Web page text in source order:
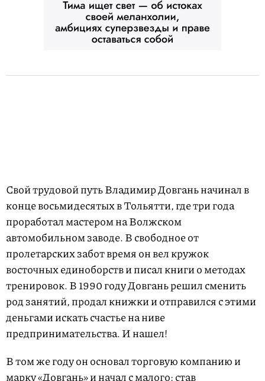
Свой трудовой путь Владимир Довгань начинал в
конце восьмидесятых в Тольятти, где три года
проработал мастером на Волжском
автомобильном заводе. В свободное от
пролетарских забот время он вел кружок
восточных единоборств и писал книги о методах
тренировок. В 1990 году Довгань решил сменить
род занятий, продал книжки и отправился с этими
деньгами искать счастье на ниве
предпринимательства. И нашел!
В том же году он основал торговую компанию и
марку «Довгань» и начал с малого: став